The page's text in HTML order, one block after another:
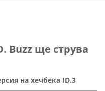
Buzz ще струва
на хечбека ID.3